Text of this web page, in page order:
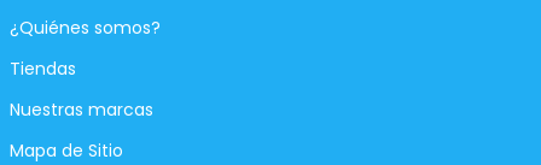
¿Quiénes somos?
Tiendas
Nuestras marcas
Mapa de Sitio